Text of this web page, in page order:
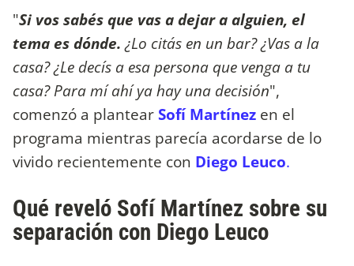
"Si vos sabés que vas a dejar a alguien, el
tema es dónde. ¿Lo citás en un bar? ¿Vas a la
casa? ¿Le decís a esa persona que venga a tu
casa? Para mí ahí ya hay una decisión",
comenzó a plantearSofí Martínez en el
programa mientras parecía acordarse de lo
vivido recientemente con Diego Leuco.
Qué reveló Sofí Martínez sobre su
separación con Diego Leuco